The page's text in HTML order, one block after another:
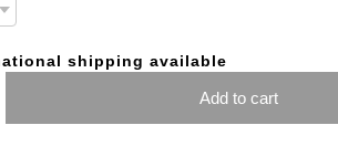
shipping available
Add to cart